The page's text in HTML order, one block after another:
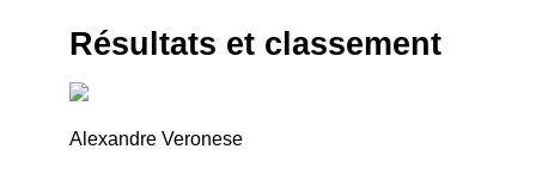
Résultats et classement
Alexandre Veronese